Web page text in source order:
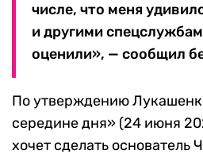
числе, что меня
и другими
оценили», — сообщил
По утверждению
середине дня» (24 июня
хочет сделать основатель